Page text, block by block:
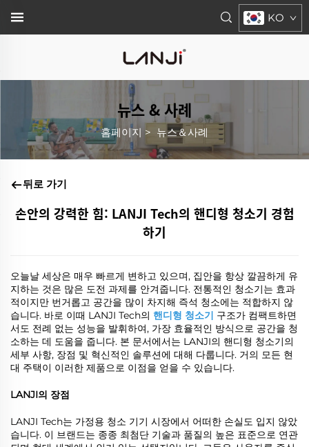
KO
뉴스 & 사례
홈페이지 > 뉴스＆사례
뒤로 가기
손안의 강력한 힘: LANJI Tech의 핸디형 청소기 경험
하기
오늘날 세상은 매우 빠르게 변하고 있으며, 집안을 항상 깔끔하게 유
지하는 것은 많은 도전 과제를 안겨줍니다. 전통적인 청소기는 효과
적이지만 번거롭고 공간을 많이 차지해 즉석 청소에는 적합하지 않
습니다. 바로 이때 LANJI Tech의 핸디형 청소기 구조가 컴팩트하면
서도 전례 없는 성능을 발휘하여, 가장 효율적인 방식으로 공간을 청
소하는 데 도움을 줍니다. 본 문서에서는 LANJI의 핸디형 청소기의
세부 사항, 장점 및 혁신적인 솔루션에 대해 다룹니다. 거의 모든 현
대 주택이 이러한 제품으로 이점을 얻을 수 있습니다.
LANJI의 장점
LANJI Tech는 가정용 청소 기기 시장에서 어떠한 손실도 입지 않았
습니다. 이 브랜드는 종종 최첨단 기술과 품질의 높은 표준으로 연관